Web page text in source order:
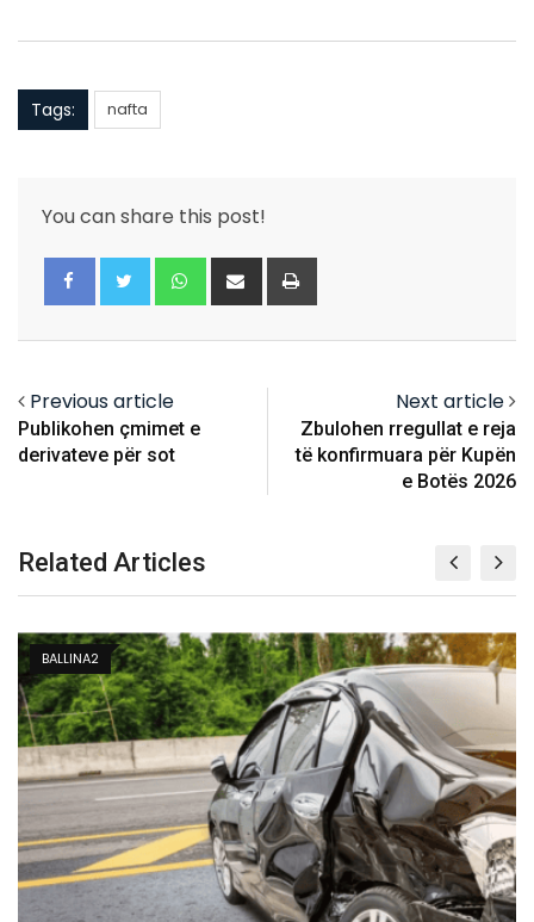
Tags: nafta
You can share this post!
Whatsapp
Share
via
Previous article
Publikohen çmimet e
derivateve për sot
Next article
Zbulohen rregullat e reja
të konfirmuara për Kupën
e Botës 2026
Related Articles
BALLINA 3